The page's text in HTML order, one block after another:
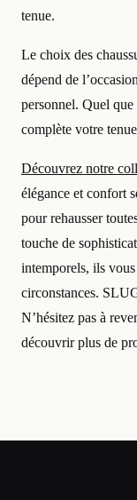
tenue.
Le choix des
dépend de
personnel. Quel
complète votre
Découvrez notre
élégance et confort
pour rehausser
touche de
intemporels, ils
circonstances.
N’hésitez pas à
découvrir plus de